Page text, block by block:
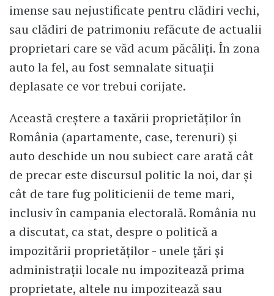
imense sau nejustificate pentru clădiri vechi,
sau clădiri de patrimoniu refăcute de actualii
proprietari care se văd acum păcăliți. În zona
auto la fel, au fost semnalate situații
deplasate ce vor trebui corijate.
Această creștere a taxării proprietăților în
România (apartamente, case, terenuri) și
auto deschide un nou subiect care arată cât
de precar este discursul politic la noi, dar și
cât de tare fug politicienii de teme mari,
inclusiv în campania electorală. România nu
a discutat, ca stat, despre o politică a
impozitării proprietăților - unele țări și
administrații locale nu impozitează prima
proprietate, altele nu impozitează sau